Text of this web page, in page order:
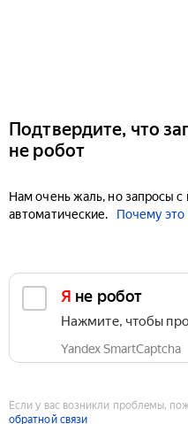
Подтвердите, что
не робот
Нам очень жаль, но запросы
автоматические.
Почему это
Я не робот
Нажмите, чтобы
Yandex SmartCaptcha
Если у вас возникли проблемы,
обратной связи